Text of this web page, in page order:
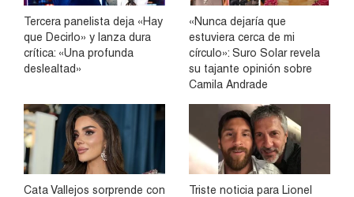
Tercera panelista deja «Hay
que Decirlo» y lanza dura
crítica: «Una profunda
deslealtad»
«Nunca dejaría que
estuviera cerca de mi
círculo»: Suro Solar revela
su tajante opinión sobre
Camila Andrade
Cata Vallejos sorprende con
Triste noticia para Lionel